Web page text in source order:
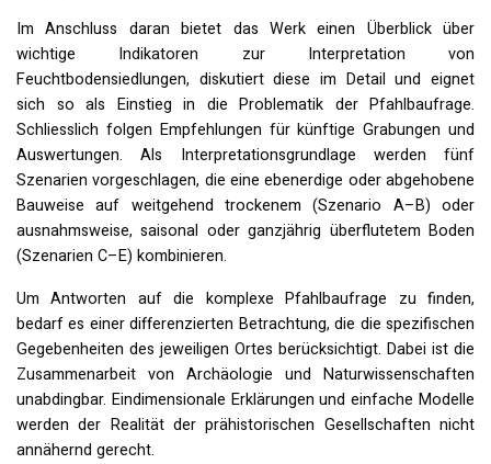
Im Anschluss daran bietet das Werk einen Überblick über
wichtige Indikatoren zur Interpretation von
Feuchtbodensiedlungen, diskutiert diese im Detail und eignet
sich so als Einstieg in die Problematik der Pfahlbaufrage.
Schliesslich folgen Empfehlungen für künftige Grabungen und
Auswertungen. Als Interpretationsgrundlage werden fünf
Szenarien vorgeschlagen, die eine ebenerdige oder abgehobene
Bauweise auf weitgehend trockenem (Szenario A–B) oder
ausnahmsweise, saisonal oder ganzjährig überflutetem Boden
(Szenarien C–E) kombinieren.
Um Antworten auf die komplexe Pfahlbaufrage zu finden,
bedarf es einer differenzierten Betrachtung, die die spezifischen
Gegebenheiten des jeweiligen Ortes berücksichtigt. Dabei ist die
Zusammenarbeit von Archäologie und Naturwissenschaften
unabdingbar. Eindimensionale Erklärungen und einfache Modelle
werden der Realität der prähistorischen Gesellschaften nicht
annähernd gerecht.